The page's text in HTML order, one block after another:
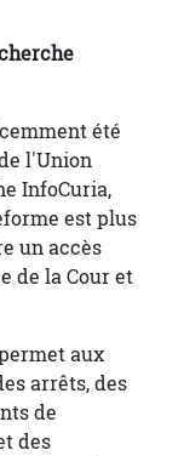
été
l'Union
InfoCuria,
est plus
un accès
de la Cour et
aux
arrêts, des
de
des